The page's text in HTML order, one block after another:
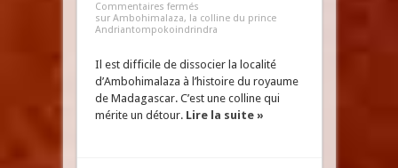
Commentaires fermés
sur Ambohimalaza, la colline du prince
Andriantompokoindrindra
Il est difficile de dissocier la localité
d’Ambohimalaza à l’histoire du royaume
de Madagascar. C’est une colline qui
mérite un détour. Lire la suite »